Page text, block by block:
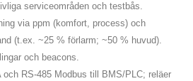
serviceområden och testbås.
via ppm (komfort, process) och
(t.ex. ~25 % förlarm; ~50 % huvud).
och beacons.
och RS-485 Modbus till BMS/PLC; reläer